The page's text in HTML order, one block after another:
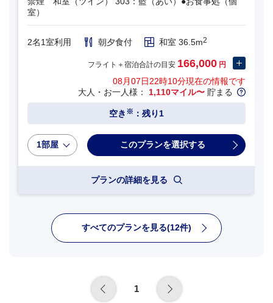
室）
2名1室利用 朝夕食付 和室 36.5m2
フライト＋宿泊合計の目安 166,000 円
08月07日22時10分現在の情報です
大人・お一人様： 1,110マイル〜 貯まる
空き ※ ：残り1
1部屋
プランの詳細を見る
すべてのプランを見る(12件)
1